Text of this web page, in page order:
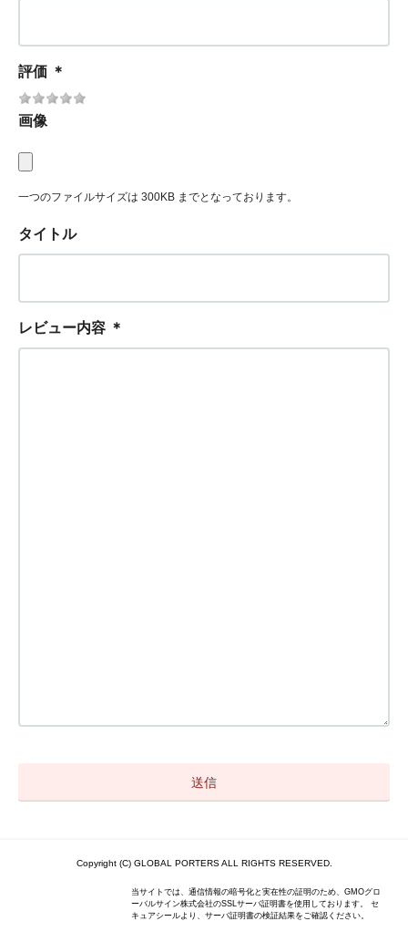
評価 ＊
画像
一つのファイルサイズは 300KB までとなっております。
タイトル
レビュー内容 ＊
Copyright (C) GLOBAL PORTERS ALL RIGHTS RESERVED.
当サイトでは、通信情報の暗号化と実在性の証明のため、GMOグロ
ーバルサイン株式会社のSSLサーバ証明書を使用しております。 セ
キュアシールより、サーバ証明書の検証結果をご確認ください。